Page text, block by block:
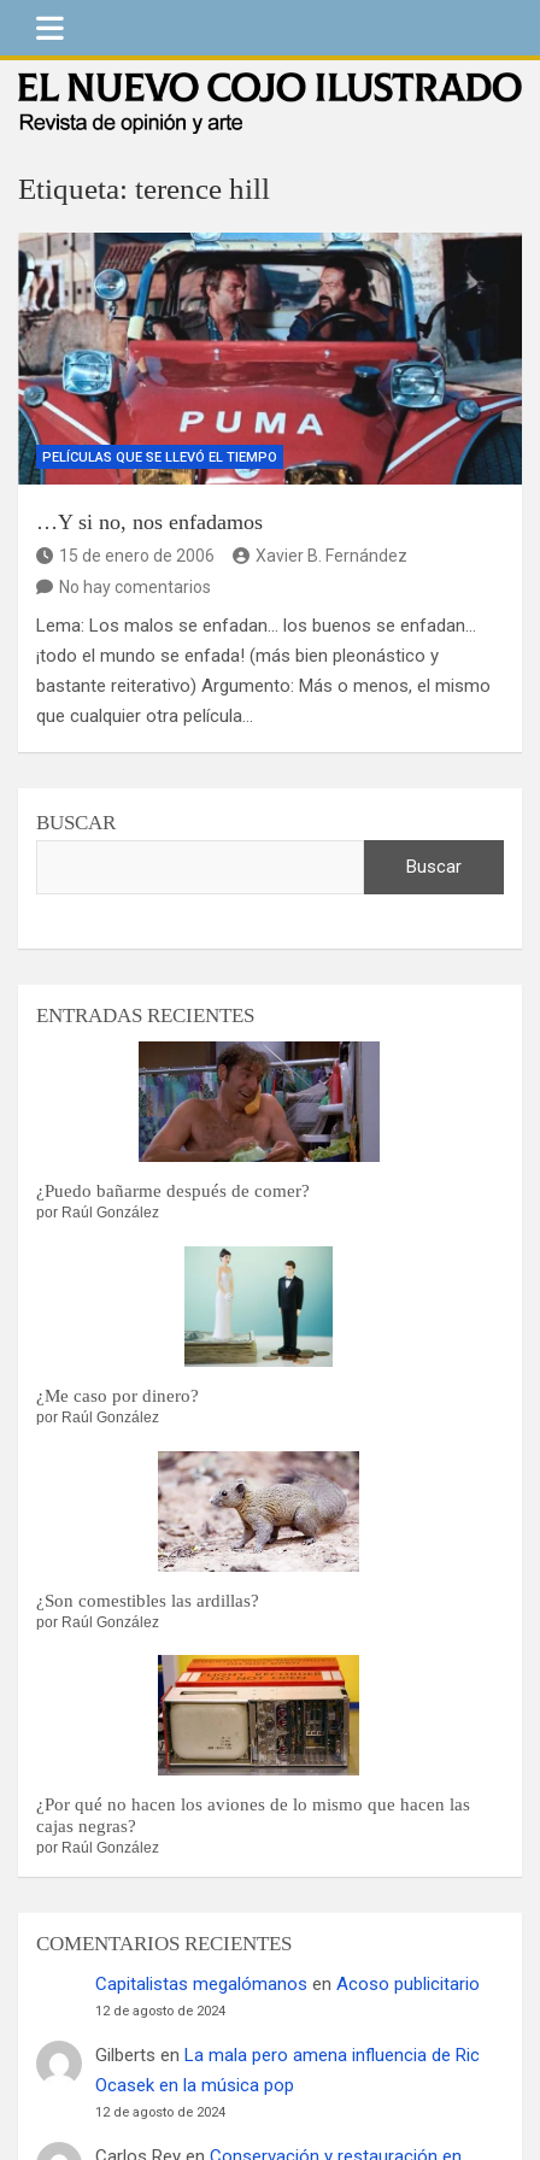
Saltar
contenido
Etiqueta: terence hill
PELÍCULAS QUE SE LLEVÓ EL TIEMPO
…Y si no, nos enfadamos
15 de enero de 2006
Xavier B. Fernández
No hay comentarios
Lema: Los malos se enfadan… los buenos se enfadan…
¡todo el mundo se enfada! (más bien pleonástico y
bastante reiterativo) Argumento: Más o menos, el mismo
que cualquier otra película…
BUSCAR
Buscar
ENTRADAS RECIENTES
¿Puedo bañarme después de comer?
por Raúl González
¿Me caso por dinero?
por Raúl González
¿Son comestibles las ardillas?
por Raúl González
¿Por qué no hacen los aviones de lo mismo que hacen las
cajas negras?
por Raúl González
COMENTARIOS RECIENTES
Capitalistas megalómanos en Acoso publicitario
12 de agosto de 2024
Gilberts en La mala pero amena influencia de Ric
Ocasek en la música pop
12 de agosto de 2024